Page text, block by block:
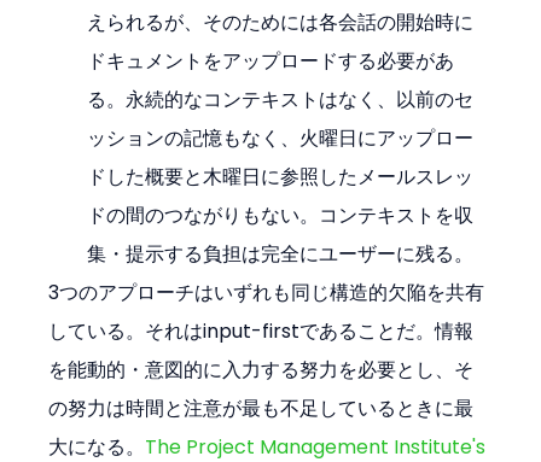
えられるが、そのためには各会話の開始時に
ドキュメントをアップロードする必要があ
る。永続的なコンテキストはなく、以前のセ
ッションの記憶もなく、火曜日にアップロー
ドした概要と木曜日に参照したメールスレッ
ドの間のつながりもない。コンテキストを収
集・提示する負担は完全にユーザーに残る。
3つのアプローチはいずれも同じ構造的欠陥を共有
している。それはinput-firstであることだ。情報
を能動的・意図的に入力する努力を必要とし、そ
の努力は時間と注意が最も不足しているときに最
大になる。 The Project Management Institute's